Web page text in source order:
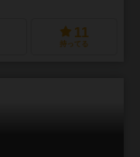
11
持ってる